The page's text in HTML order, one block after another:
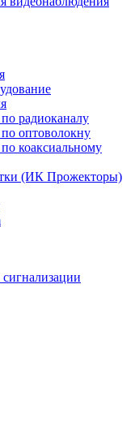
радиоканалу
оптоволокну
коаксиальному
(ИК Прожекторы)